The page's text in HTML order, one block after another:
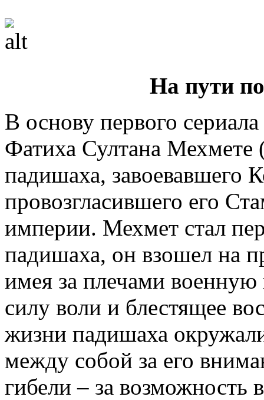
На пути
В основу первого
Фатиха Султана
падишаха, завоевавшего
провозгласившего его
империи. Мехмет стал
падишаха, он взошел на
имея за плечами военную
силу воли и блестящее
жизни падишаха
между собой за его
гибели – за возможность